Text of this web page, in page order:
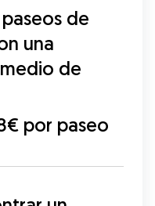
de
una
de
por paseo